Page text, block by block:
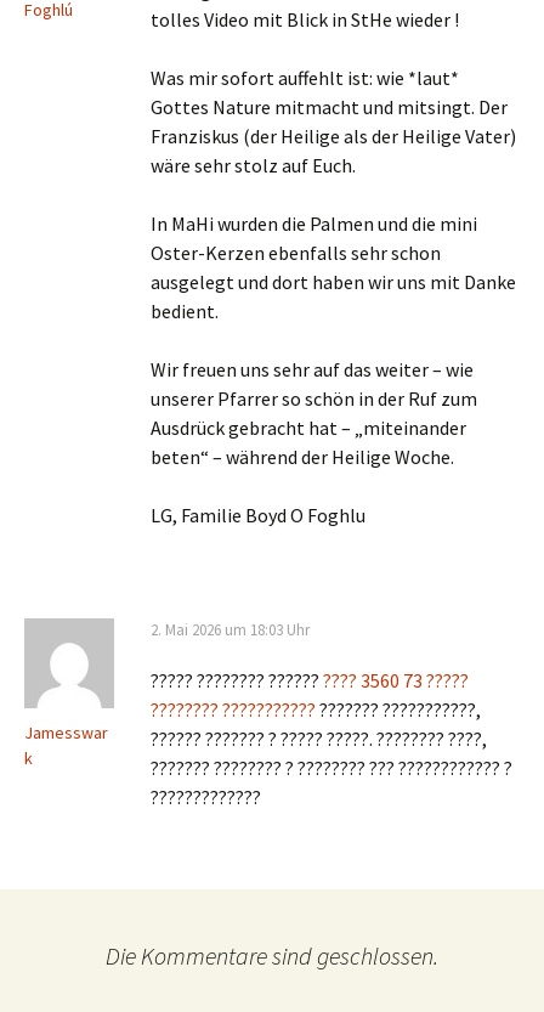
Foghlú
tolles Video mit Blick in StHe wieder !
Was mir sofort auffehlt ist: wie *laut*
Gottes Nature mitmacht und mitsingt. Der
Franziskus (der Heilige als der Heilige Vater)
wäre sehr stolz auf Euch.
In MaHi wurden die Palmen und die mini
Oster-Kerzen ebenfalls sehr schon
ausgelegt und dort haben wir uns mit Danke
bedient.
Wir freuen uns sehr auf das weiter – wie
unserer Pfarrer so schön in der Ruf zum
Ausdrück gebracht hat – „miteinander
beten“ – während der Heilige Woche.
LG, Familie Boyd O Foghlu
Jamesswar
k
2. Mai 2026 um 18:03 Uhr
????? ???????? ?????? ???? 3560 73 ?????
???????? ??????????? ??????? ???????????,
?????? ??????? ? ????? ?????. ???????? ????,
??????? ???????? ? ???????? ??? ???????????? ?
?????????????
Die Kommentare sind geschlossen.